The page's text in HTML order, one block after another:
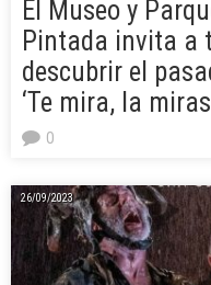
El Museo y
Pintada invita a
descubrir el
‘Te mira, la
0
26/09/2023